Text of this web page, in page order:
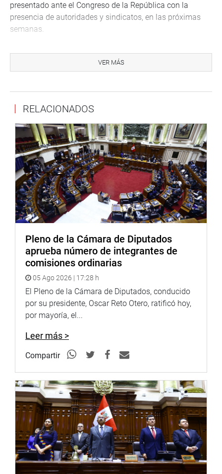
presentado ante el Congreso de la República con la
presencia de autoridades y sindicatos, en las próximas
semanas.
hora, logró llegar a algunas propuestas con ese objetivo,
en consonancia a la nominación de los títulos que se
según manifestaron los dirigentes invitados.
Asimismo, indicaron que el reconocimiento de los
técnicos asistenciales – que representan el 50 por ciento
del sistema de salud peruano- como técnicos
profesionales, permitiría el derecho a la entrega del turno,
contemplado en la ley.
Asimismo, plantearon la inclusión del Decreto Supremo
N° 1154 para el reconocimiento de horas extras y
complementarias, que durante la pandemia se demostró
Otra de las propuestas planteadas es que se declare el
Día del Técnico Asistencial el 29 de junio de cada año,
porque en esa fecha fue publicada la Ley del Técnico.
#ConsensoPorElPerú
OFICINA DE COMUNICACIONES E IMAGEN
INSTITUCIONAL
VER MÁS
RELACIONADOS
Pleno de la Cámara de Diputados
aprueba número de integrantes de
comisiones ordinarias
05 Ago 2026 | 17:28 h
El Pleno de la Cámara de Diputados, conducido
por su presidente, Oscar Reto Otero, ratificó hoy,
por mayoría, el...
Leer más >
Compartir